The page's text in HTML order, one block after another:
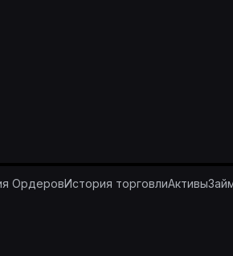
ОрдеровИстория торговлиАктивы